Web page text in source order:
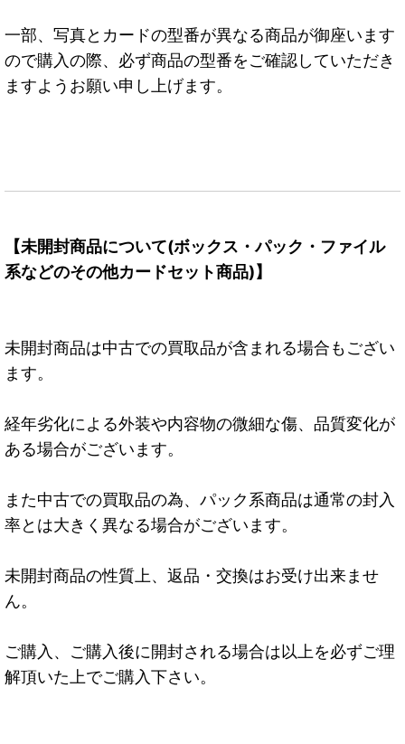
一部、写真とカードの型番が異なる商品が御座います
ので購入の際、必ず商品の型番をご確認していただき
ますようお願い申し上げます。
【未開封商品について(ボックス・パック・ファイル
系などのその他カードセット商品)】
未開封商品は中古での買取品が含まれる場合もござい
ます。
経年劣化による外装や内容物の微細な傷、品質変化が
ある場合がございます。
また中古での買取品の為、パック系商品は通常の封入
率とは大きく異なる場合がございます。
未開封商品の性質上、返品・交換はお受け出来ませ
ん。
ご購入、ご購入後に開封される場合は以上を必ずご理
解頂いた上でご購入下さい。